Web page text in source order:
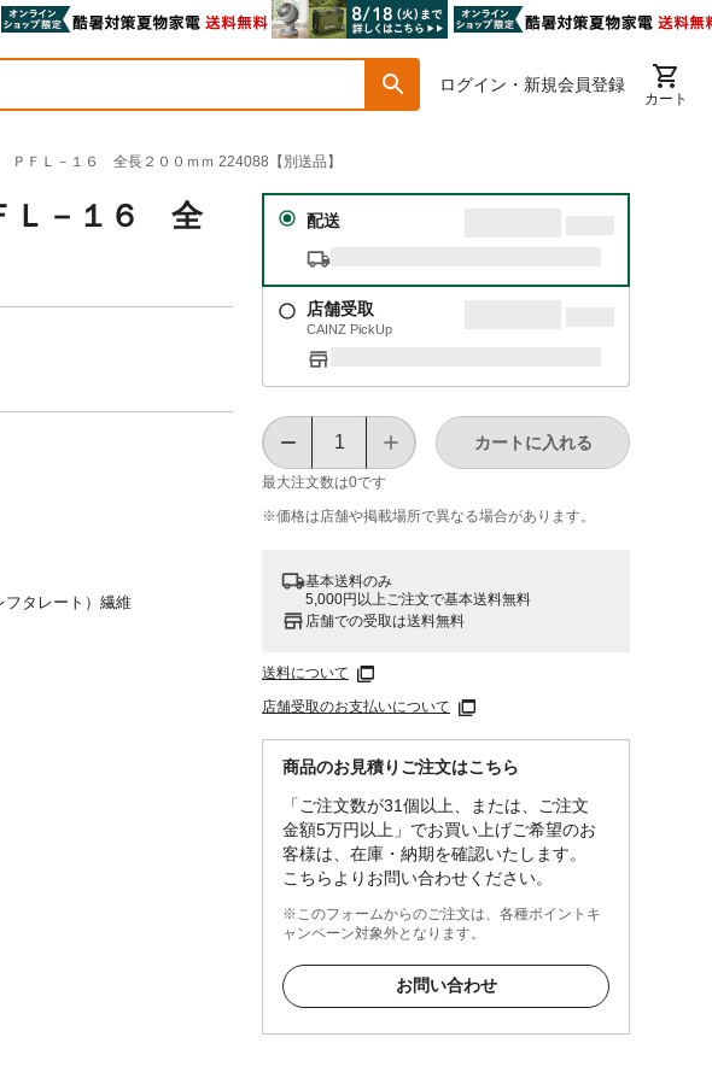
ログイン・新規会員登録
カート
ＦＬ－１６ 全長２００ｍｍ 224088【別送品】
Ｌ－１６ 全
配送
店舗受取
CAINZ PickUp
最大注文数は0です
カートに入れる
※価格は​店舗や​掲載場所で​異なる​場合が​あります。
基本送料のみ
5,000円以上ご注文で基本送料無料
店舗での受取は送料無料
送料について
店舗受取のお支払いについて
商品のお見積りご注文はこちら
「ご注文数が31個以上、または、ご注文
金額5万円以上」でお買い上げご希望のお
客様は、在庫・納期を確認いたします。
こちらよりお問い合わせください。
※このフォームからのご注文は、各種ポイントキ
ャンペーン対象外となります。
お問い合わせ
フタレート）繊維